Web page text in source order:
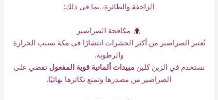
الزاحفة والطائرة، بما في ذلك:
مكافحة الصراصير
تُعتبر الصراصير من أكثر الحشرات انتشارًا في مكة بسبب الحرارة
والرطوبة.
نستخدم في الزين كلينمبيدات ألمانية قوية المفعول تقضي على
الصراصير من مصدرها وتمنع تكاثرها نهائيًا.